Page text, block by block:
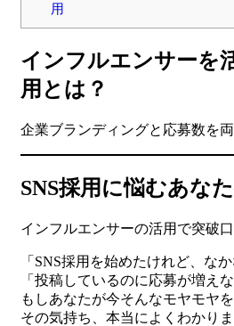
用
インフルエンサーを
用とは？
企業ブランディングと応募数を
SNS採用に悩むあな
インフルエンサーの活用で突破
「SNS採用を始めたけれど、な
「投稿しているのに応募が増えな
もしあなたが今そんなモヤモヤ
その気持ち、本当によくわかりま